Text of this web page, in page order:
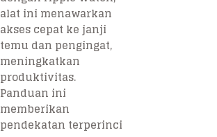
alat ini menawarkan
akses cepat ke janji
temu dan pengingat,
meningkatkan
produktivitas.
Panduan ini
memberikan
pendekatan terperinci